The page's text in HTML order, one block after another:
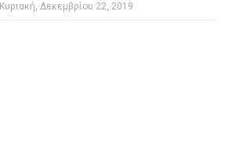
Κυριακή, Δεκεμβρίου 22, 2019